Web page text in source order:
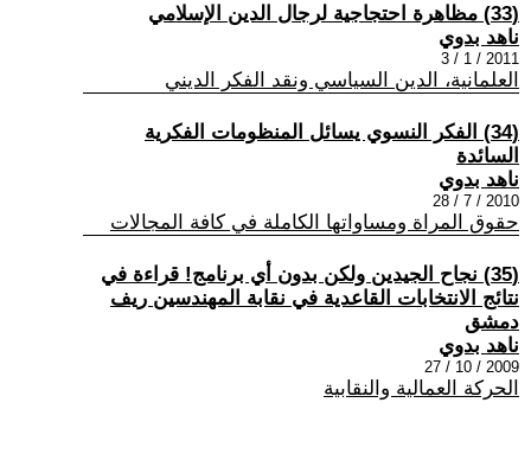
(33) مظاهرة احتجاجية لرجال الدين الإسلامي
ناهد بدوي
2011 / 1 / 3
العلمانية، الدين السياسي ونقد الفكر الديني
(34) الفكر النسوي يسائل المنظومات الفكرية
السائدة
ناهد بدوي
2010 / 7 / 28
حقوق المراة ومساواتها الكاملة في كافة المجالات
(35) نجاح الجيدين ولكن بدون أي برنامج! قراءة في
نتائج الانتخابات القاعدية في نقابة المهندسين ريف
دمشق
ناهد بدوي
2009 / 10 / 27
الحركة العمالية والنقابية